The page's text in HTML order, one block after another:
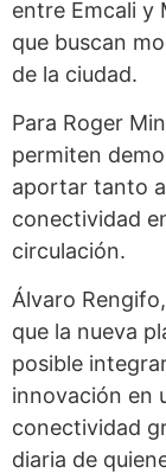
entre Emcali y
que buscan
de la ciudad.
Para Roger
permiten
aportar tanto
conectividad
circulación.
Álvaro
que la nueva
posible
innovación en
conectividad
diaria de